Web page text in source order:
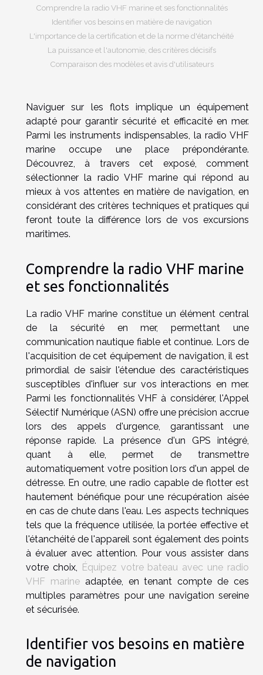
Comprendre la radio VHF marine et ses fonctionnalités
Identifier vos besoins en matière de navigation
L'importance de la certification et de la norme d'étanchéité
La puissance et l'autonomie, des critères décisifs
Comparaison des modèles et avis d'utilisateurs
Naviguer sur les flots implique un équipement
adapté pour garantir sécurité et efficacité en mer.
Parmi les instruments indispensables, la radio VHF
marine occupe une place prépondérante.
Découvrez, à travers cet exposé, comment
sélectionner la radio VHF marine qui répond au
mieux à vos attentes en matière de navigation, en
considérant des critères techniques et pratiques qui
feront toute la différence lors de vos excursions
maritimes.
Comprendre la radio VHF marine
et ses fonctionnalités
La radio VHF marine constitue un élément central
de la sécurité en mer, permettant une
communication nautique fiable et continue. Lors de
l'acquisition de cet équipement de navigation, il est
primordial de saisir l'étendue des caractéristiques
susceptibles d'influer sur vos interactions en mer.
Parmi les fonctionnalités VHF à considérer, l'Appel
Sélectif Numérique (ASN) offre une précision accrue
lors des appels d'urgence, garantissant une
réponse rapide. La présence d'un GPS intégré,
quant à elle, permet de transmettre
automatiquement votre position lors d'un appel de
détresse. En outre, une radio capable de flotter est
hautement bénéfique pour une récupération aisée
en cas de chute dans l'eau. Les aspects techniques
tels que la fréquence utilisée, la portée effective et
l'étanchéité de l'appareil sont également des points
à évaluer avec attention. Pour vous assister dans
votre choix,
Équipez votre bateau avec une radio
VHF marineadaptée, en tenant compte de ces
multiples paramètres pour une navigation sereine
et sécurisée.
Identifier vos besoins en matière
de navigation